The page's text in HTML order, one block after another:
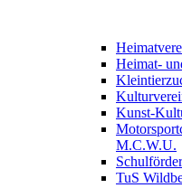
Heimat-
Kunst-
M.C.W.U.
TuS